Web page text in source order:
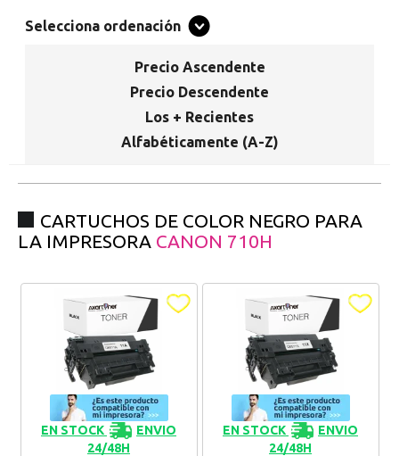
Recibe nuestras promociones y ofertas suscribiéndote a nuestro
boletin de noticias
Ventajas para miembros
Accede a descuentos exclusivos y ofertas en toda la gama de
consumibles e informática.
Selecciona ordenación
Precio Ascendente
Precio Descendente
Los + Recientes
Alfabéticamente (A-Z)
CARTUCHOS DE COLOR NEGRO PARA
LA IMPRESORA CANON 710H
EN STOCK
ENVIO
24/48H
EN STOCK
ENVIO
24/48H